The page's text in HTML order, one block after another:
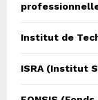
r
Institut de
ISRA (Institut